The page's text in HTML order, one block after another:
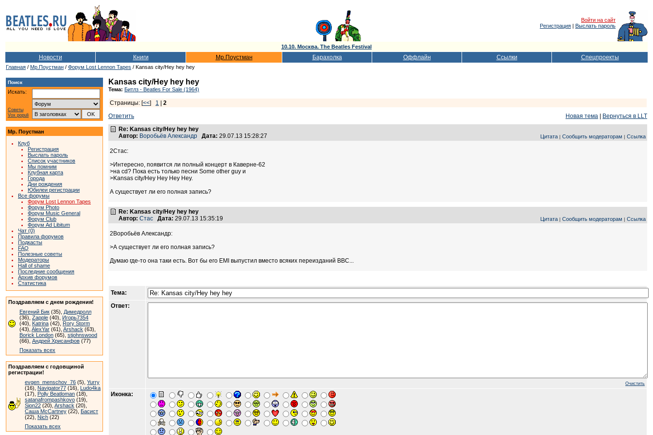
Войти на сайт
Регистрация | Выслать пароль
10.10. Москва. The Beatles Festival
Новости Книги Мр.Поустман Барахолка Оффлайн Ссылки Спецпроекты
Главная / Мр.Поустман / Форум Lost Lennon Tapes / Kansas city/Hey hey hey
Поиск
Искать:
Советы
Vox populi
Мр. Поустман
Клуб
Регистрация
Выслать пароль
Список участников
Мы помним
Клубная карта
Города
Дни рождения
Юбилеи регистрации
Все форумы
Форум Lost Lennon Tapes
Форум Photo
Форум Music General
Форум Club
Форум Ad Libitum
Чат (0)
Правила форумов
Подкасты
FAQ
Полезные советы
Модераторы
Hall of shame
Последние сообщения
Архив форумов
Статистика
Поздравляем с днем рождения!
Евгений Бик (35), Димедролл
(36), Zapple (40), Игорь7354
(40), Katrina (42), Rory Storm
(43), AlexYar (61), Arshack (63),
Borick London (65), stjohnswood
(66), Андрей Хрисанфов (77)
Показать всех
Поздравляем с годовщиной
регистрации!
evgen_menschov_76 (5), Yurry
(16), Navigator77 (16), Ludo4ka
(17), Polly Beatloman (18),
satanafrompashkovo (19),
Sion22 (20), Arshack (20),
Саша McCartney (22), Басист
(22), Nich (22)
Показать всех
Kansas city/Hey hey hey
Тема: Битлз - Beatles For Sale (1964)
Страницы: [<<] 1
2
Ответить
Новая тема
Вернуться в LLT
Re: Kansas city/Hey hey hey
Автор: Воробьёв Александр Дата: 29.07.13 15:28:27 Цитата | Сообщить модераторам | Ссылка
2Стас:
>Интересно, появится ли полный концерт в Каверне-62
>на cd? Пока есть только песни Some other guy и
>Kansas city/Hey Hey Hey Hey.
А существует ли его полная запись?
Re: Kansas city/Hey hey hey
Автор: Стас Дата: 29.07.13 15:35:19 Цитата | Сообщить модераторам | Ссылка
2Воробьёв Александр:
>А существует ли его полная запись?
Думаю где-то она таки есть. Вот бы его EMI выпустил вместо всяких переизданий BBC...
Тема:
Ответ:
Очистить
Иконка: